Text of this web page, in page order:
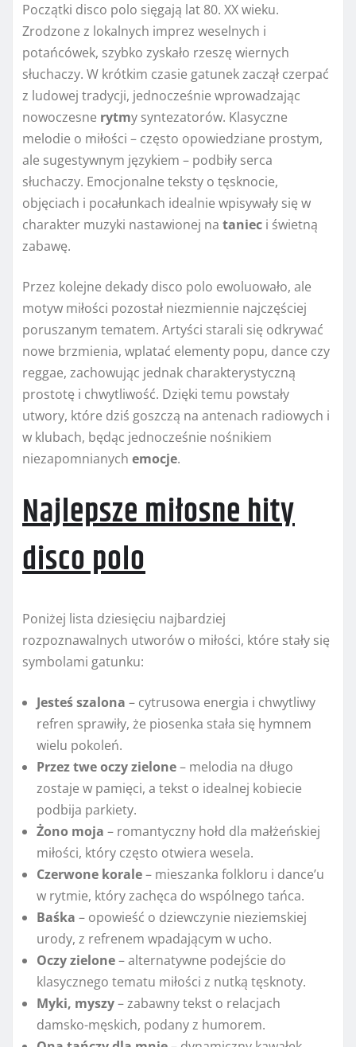
Początki disco polo sięgają lat 80. XX wieku.
Zrodzone z lokalnych imprez weselnych i
potańcówek, szybko zyskało rzeszę wiernych
słuchaczy. W krótkim czasie gatunek zaczął czerpać
z ludowej tradycji, jednocześnie wprowadzając
nowoczesne rytmy syntezatorów. Klasyczne
melodie o miłości – często opowiedziane prostym,
ale sugestywnym językiem – podbiły serca
słuchaczy. Emocjonalne teksty o tęsknocie,
objęciach i pocałunkach idealnie wpisywały się w
charakter muzyki nastawionej na taniec i świetną
zabawę.
Przez kolejne dekady disco polo ewoluowało, ale
motyw miłości pozostał niezmiennie najczęściej
poruszanym tematem. Artyści starali się odkrywać
nowe brzmienia, wplatać elementy popu, dance czy
reggae, zachowując jednak charakterystyczną
prostotę i chwytliwość. Dzięki temu powstały
utwory, które dziś goszczą na antenach radiowych i
w klubach, będąc jednocześnie nośnikiem
niezapomnianych emocje.
Najlepsze miłosne hity
disco polo
Poniżej lista dziesięciu najbardziej
rozpoznawalnych utworów o miłości, które stały się
symbolami gatunku:
Jesteś szalona – cytrusowa energia i chwytliwy
refren sprawiły, że piosenka stała się hymnem
wielu pokoleń.
Przez twe oczy zielone– melodia na długo
zostaje w pamięci, a tekst o idealnej kobiecie
podbija parkiety.
Żono moja – romantyczny hołd dla małżeńskiej
miłości, który często otwiera wesela.
Czerwone korale– mieszanka folkloru i dance’u
w rytmie, który zachęca do wspólnego tańca.
Baśka – opowieść o dziewczynie nieziemskiej
urody, z refrenem wpadającym w ucho.
Oczy zielone– alternatywne podejście do
klasycznego tematu miłości z nutką tęsknoty.
Myki, myszy– zabawny tekst o relacjach
damsko-męskich, podany z humorem.